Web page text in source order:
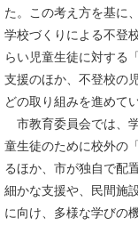
た。この考え方を基に
学校づくりによる不登
らい児童生徒に対する
支援のほか、不登校の
どの取り組みを進めて
市教育委員会では、
童生徒のために校外の
るほか、市が独自で配
細かな支援や、民間施
に向け、多様な学びの